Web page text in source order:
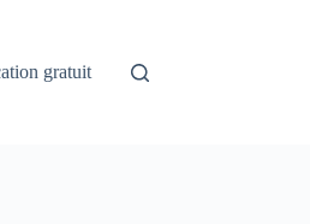
gratuit